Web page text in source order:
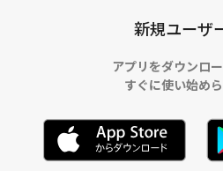
新規ユーザ
アプリをダウンロー
すぐに使い始めら